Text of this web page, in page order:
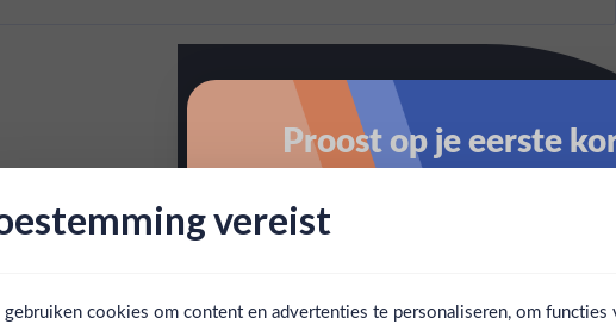
vereist
cookies om content en advertenties te personaliseren, om
Proost op je eerste